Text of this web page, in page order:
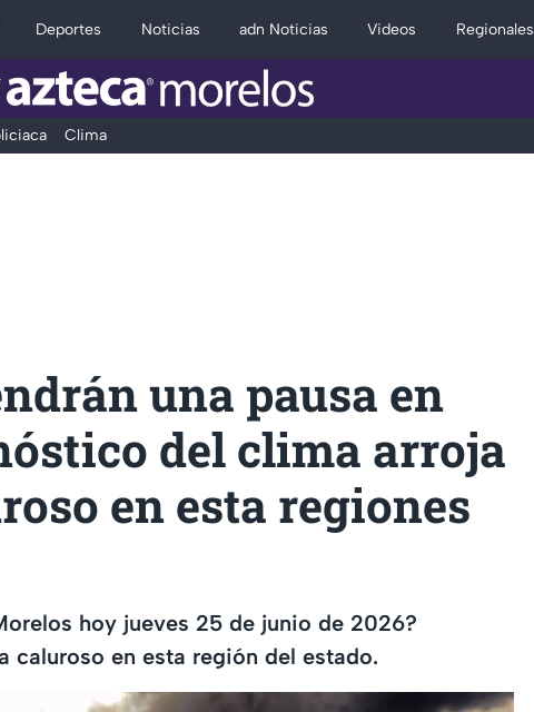
Deportes Noticias adn Noticias Videos Regionales
Clima
una pausa en
del clima arroja
en esta regiones
hoy jueves 25 de junio de 2026?
caluroso en esta región del estado.